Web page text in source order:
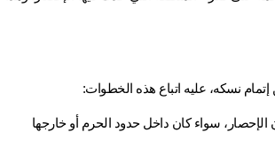
نسكه، عليه اتباع هذه الخطوات:
سواء كان داخل حدود الحرم أو خارجها